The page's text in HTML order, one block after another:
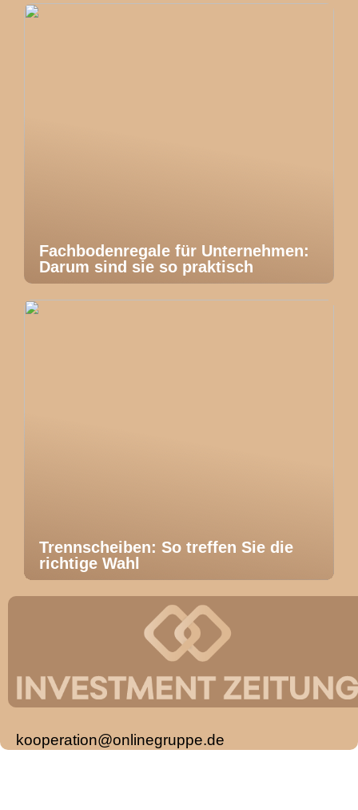
Fachbodenregale für Unternehmen:
Darum sind sie so praktisch
Trennscheiben: So treffen Sie die
richtige Wahl
kooperation@onlinegruppe.de